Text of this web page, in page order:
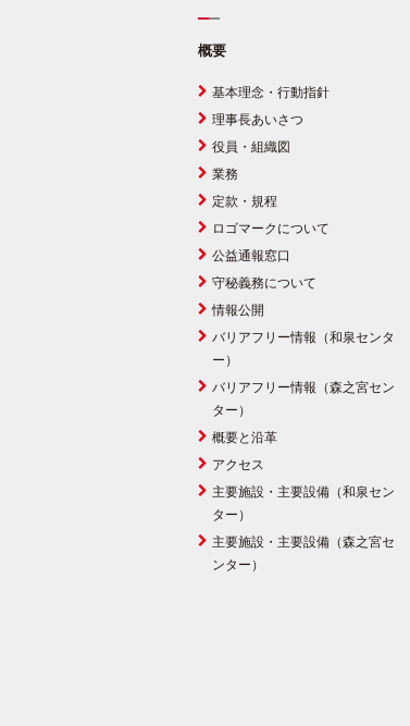
概要
基本理念・行動指針
理事長あいさつ
役員・組織図
業務
定款・規程
ロゴマークについて
公益通報窓口
守秘義務について
情報公開
バリアフリー情報（和泉センタ
ー）
バリアフリー情報（森之宮セン
ター）
概要と沿革
アクセス
主要施設・主要設備（和泉セン
ター）
主要施設・主要設備（森之宮セ
ンター）